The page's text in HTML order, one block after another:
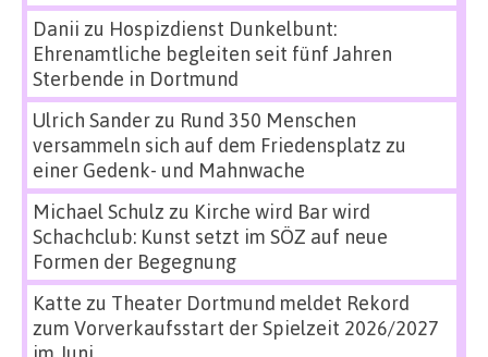
Danii zu Hospizdienst Dunkelbunt:
Ehrenamtliche begleiten seit fünf Jahren
Sterbende in Dortmund
Ulrich Sanderzu Rund 350 Menschen
versammeln sich auf dem Friedensplatz zu
einer Gedenk- und Mahnwache
Michael Schulz zu Kirche wird Bar wird
Schachclub: Kunst setzt im SÖZ auf neue
Formen der Begegnung
Katte zu Theater Dortmund meldet Rekord
zum Vorverkaufsstart der Spielzeit 2026/2027